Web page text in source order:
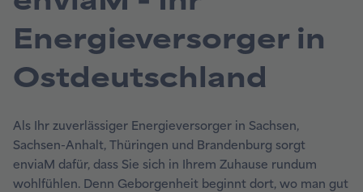
Energieversorger in
Ostdeutschland
Als Ihr zuverlässiger Energieversorger in Sachsen,
Sachsen-Anhalt, Thüringen und Brandenburg sorgt
enviaM dafür, dass Sie sich in Ihrem Zuhause rundum
wohlfühlen. Denn Geborgenheit beginnt dort, wo man gut